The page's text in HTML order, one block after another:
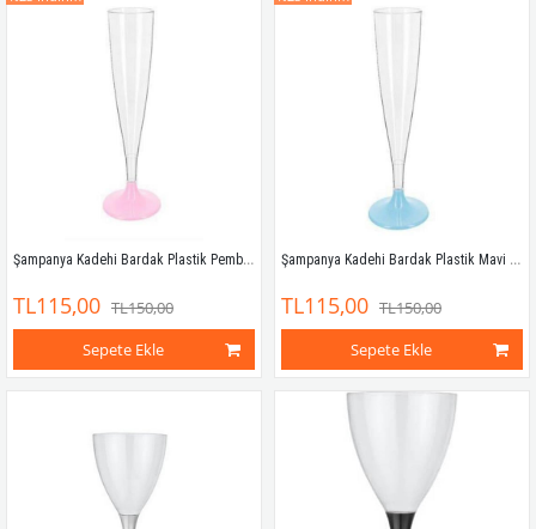
Şampanya Kadehi Bardak Plastik Pembe 120 ml 6'lı
TL115,00 TL150,00
Sepete Ekle
Şampanya Kadehi Bardak Plastik Mavi 120 ml 6'lı
TL115,00 TL150,00
Sepete Ekle